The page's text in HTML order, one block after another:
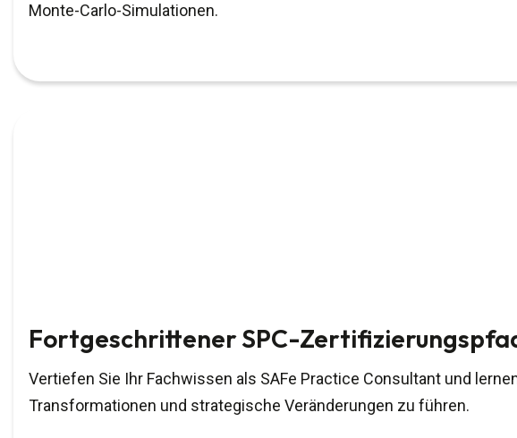
Monte-Carlo-Simulationen.
Fortgeschrittener SPC-
Vertiefen Sie Ihr Fachwissen als SAFe Practice Consultant und
Transformationen und strategische Veränderungen zu führen.